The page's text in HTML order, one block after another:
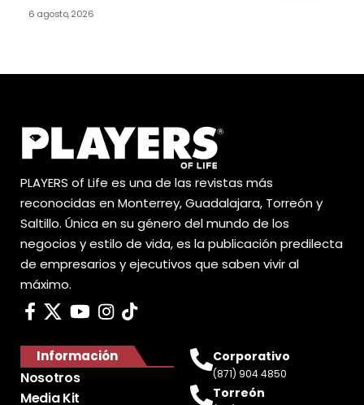
6 agosto, 2026
PLAYERS of Life es una de las revistas más
reconocidas en Monterrey, Guadalajara, Torreón y
Saltillo. Única en su género del mundo de los
negocios y estilo de vida, es la publicación predilecta
de empresarios y ejecutivos que saben vivir al
máximo.
Información
Nosotros
Media Kit
Corporativo
(871) 904 4850
Torreón